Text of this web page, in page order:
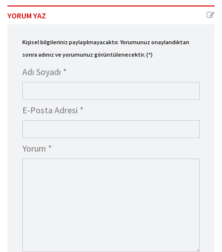
YORUM YAZ
Kişisel bilgileriniz paylaşılmayacaktır. Yorumunuz onaylandıktan
sonra adınız ve yorumunuz görüntülenecektir. (*)
Adı Soyadı *
E-Posta Adresi *
Yorum *